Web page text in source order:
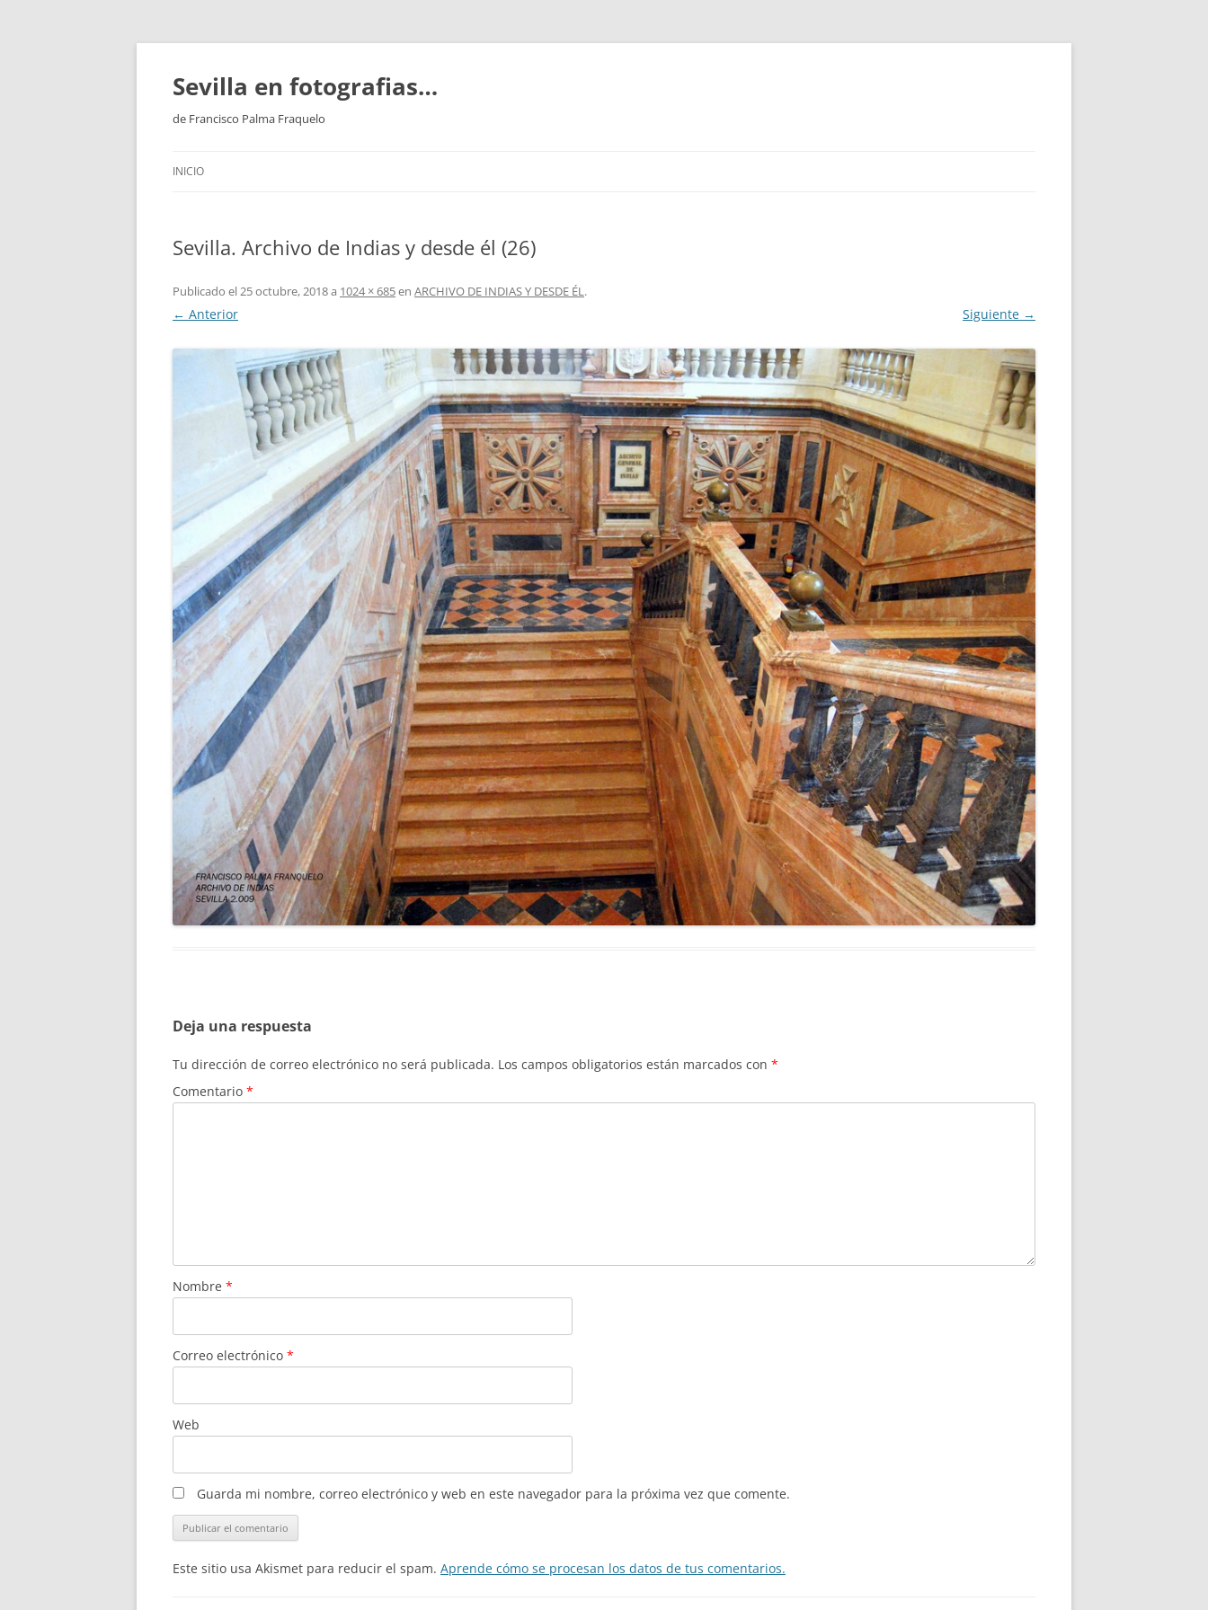
Saltar
contenido
Sevilla en fotografias…
de Francisco Palma Fraquelo
INICIO
Sevilla. Archivo de Indias y desde él (26)
Publicado el25 octubre, 2018a 1024 × 685en ARCHIVO DE INDIAS Y DESDE ÉL.
← Anterior Siguiente →
Deja una respuesta
Tu dirección de correo electrónico no será publicada. Los campos obligatorios están marcados con *
Comentario *
Nombre *
Correo electrónico *
Web
Guarda mi nombre, correo electrónico y web en este navegador para la próxima vez que comente.
Este sitio usa Akismet para reducir el spam. Aprende cómo se procesan los datos de tus comentarios.